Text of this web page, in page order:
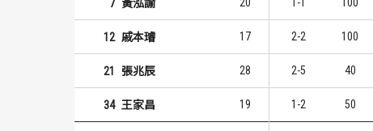
7 黃泓諭
12 戚本璿 17 2-2 100
21 張兆辰 28 2-5 40
34 王家昌 19 1-2 50